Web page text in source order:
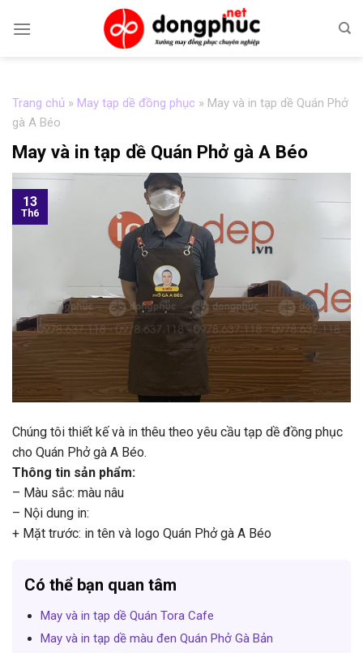
Trang chủ » May tạp dề đồng phục » May và in tạp dề Quán Phở
gà A Béo
May và in tạp dề Quán Phở gà A Béo
13
Th6
Chúng tôi thiết kế và in thêu theo yêu cầu tạp dề đồng phục
cho Quán Phở gà A Béo.
Thông tin sản phẩm:
– Màu sắc: màu nâu
– Nội dung in:
+ Mặt trước: in tên và logo Quán Phở gà A Béo
Có thể bạn quan tâm
May và in tạp dề Quán Tora Cafe
May và in tạp dề màu đen Quán Phở Gà Bản